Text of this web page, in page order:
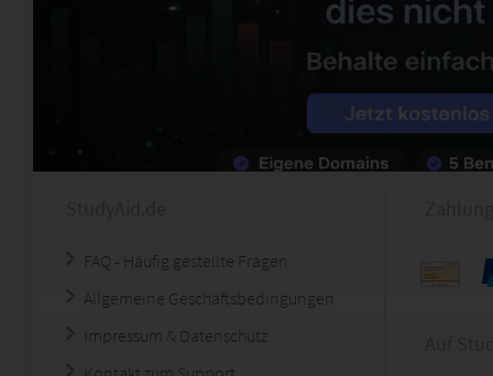
FAQ - Häufig gestellte Fragen
Allgemeine Geschäftsbedingungen
Impressum & Datenschutz